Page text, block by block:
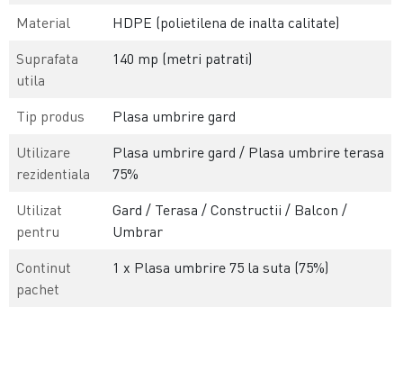
Material
HDPE (polietilena de inalta calitate)
Suprafata
utila
140 mp (metri patrati)
Tip produs
Plasa umbrire gard
Utilizare
rezidentiala
Plasa umbrire gard / Plasa umbrire terasa
75%
Utilizat
pentru
Gard / Terasa / Constructii / Balcon /
Umbrar
Continut
pachet
1 x Plasa umbrire 75 la suta (75%)